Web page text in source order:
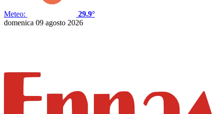
Meteo:
29.9°
domenica 09 agosto 2026